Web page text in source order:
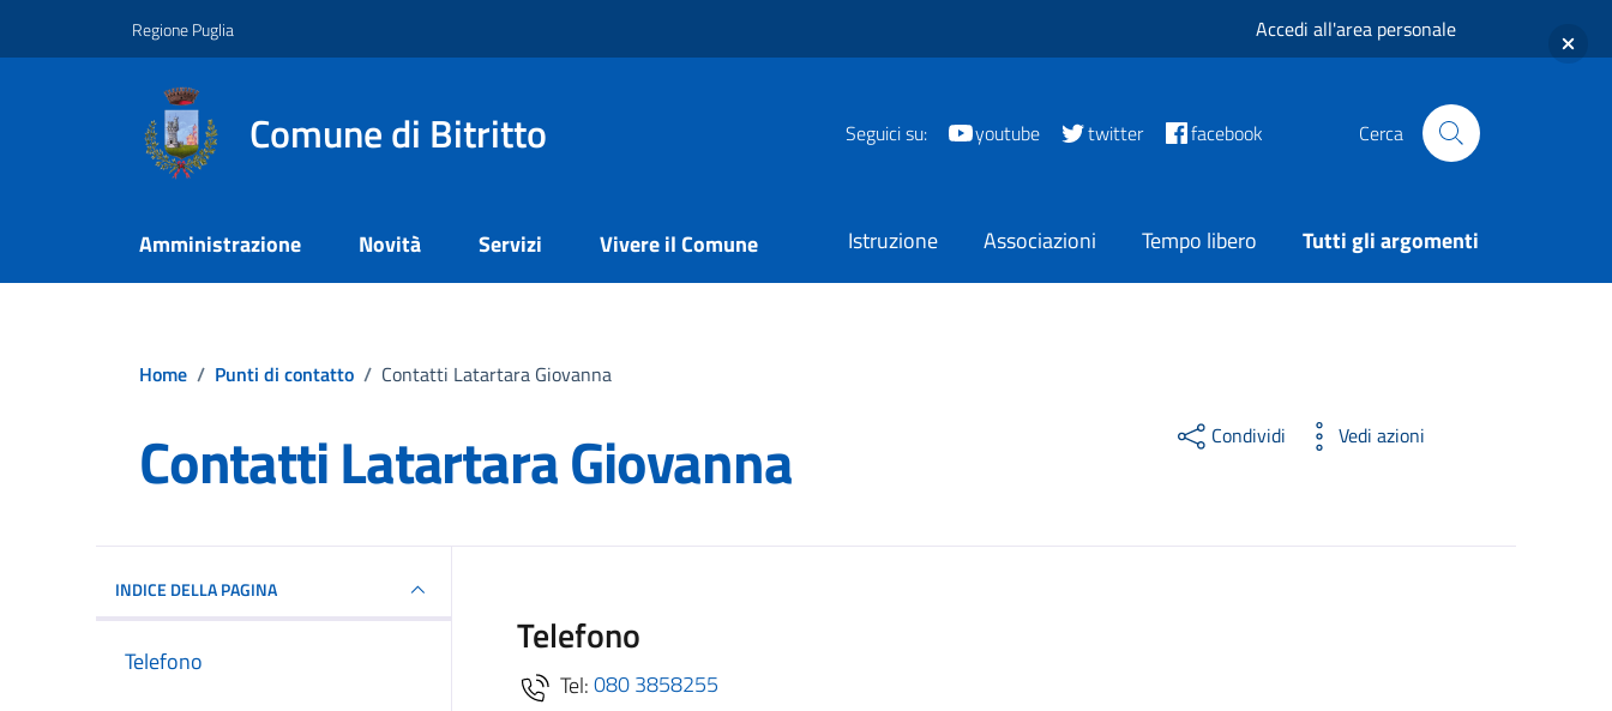
Regione Puglia Accedi all'area personale
Comune di Bitritto Seguici su: youtube twitter facebook Cerca
Amministrazione Novità Servizi Vivere il Comune Istruzione Associazioni Tempo libero Tutti gli argomenti
Home / Punti di contatto / Contatti Latartara Giovanna
Contatti Latartara Giovanna Condividi Vedi azioni
INDICE DELLA PAGINA
Telefono
Telefono
Tel:080 3858255